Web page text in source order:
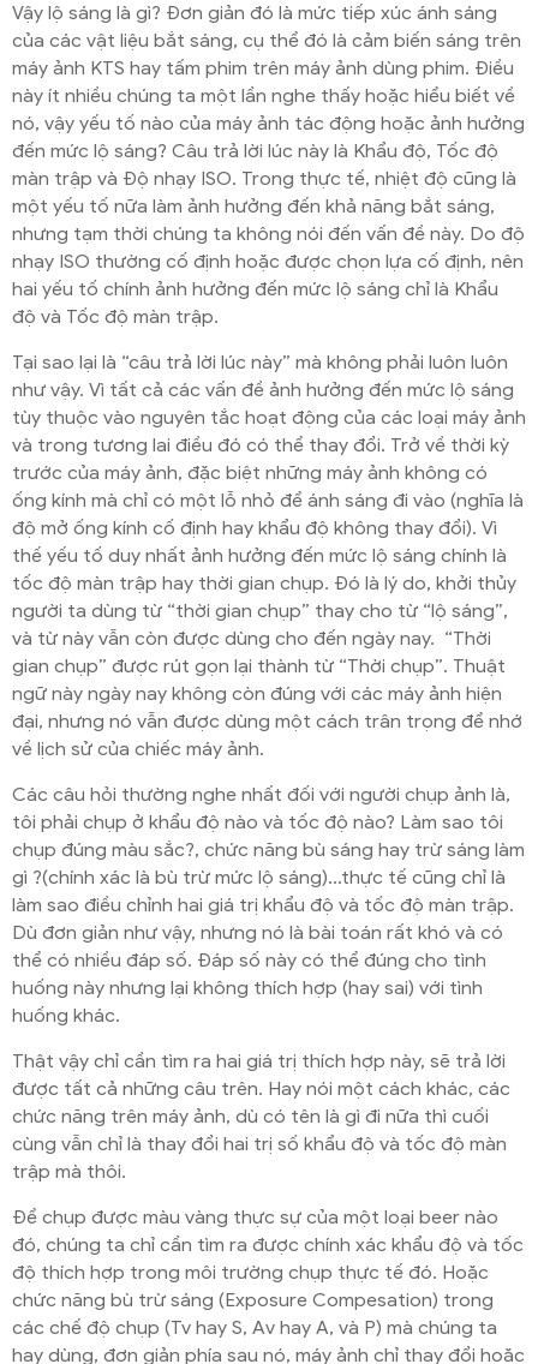
Vậy lộ sáng là gì? Đơn giản đó là mức tiếp xúc ánh sáng
của các vật liệu bắt sáng, cụ thể đó là cảm biến sáng trên
máy ảnh KTS hay tấm phim trên máy ảnh dùng phim. Điều
này ít nhiều chúng ta một lần nghe thấy hoặc hiểu biết về
nó, vậy yếu tố nào của máy ảnh tác động hoặc ảnh hưởng
đến mức lộ sáng? Câu trả lời lúc này là Khẩu độ, Tốc độ
màn trập và Độ nhạy ISO. Trong thực tế, nhiệt độ cũng là
một yếu tố nữa làm ảnh hưởng đến khả năng bắt sáng,
nhưng tạm thời chúng ta không nói đến vấn đề này. Do độ
nhạy ISO thường cố định hoặc được chọn lựa cố định, nên
hai yếu tố chính ảnh hưởng đến mức lộ sáng chỉ là Khẩu
độ và Tốc độ màn trập.
Tại sao lại là “câu trả lời lúc này” mà không phải luôn luôn
như vậy. Vì tất cả các vấn đề ảnh hưởng đến mức lộ sáng
tùy thuộc vào nguyên tắc hoạt động của các loại máy ảnh
và trong tương lai điều đó có thể thay đổi. Trở về thời kỳ
trước của máy ảnh, đặc biệt những máy ảnh không có
ống kính mà chỉ có một lỗ nhỏ để ánh sáng đi vào (nghĩa là
độ mở ống kính cố định hay khẩu độ không thay đổi). Vì
thế yếu tố duy nhất ảnh hưởng đến mức lộ sáng chính là
tốc độ màn trập hay thời gian chụp. Đó là lý do, khởi thủy
người ta dùng từ “thời gian chụp” thay cho từ “lộ sáng”,
và từ này vẫn còn được dùng cho đến ngày nay. “Thời
gian chụp” được rút gọn lại thành từ “Thời chụp”. Thuật
ngữ này ngày nay không còn đúng với các máy ảnh hiện
đại, nhưng nó vẫn được dùng một cách trân trọng để nhớ
về lịch sử của chiếc máy ảnh.
Các câu hỏi thường nghe nhất đối với người chụp ảnh là,
tôi phải chụp ở khẩu độ nào và tốc độ nào? Làm sao tôi
chụp đúng màu sắc?, chức năng bù sáng hay trừ sáng làm
gì ?(chính xác là bù trừ mức lộ sáng)…thực tế cũng chỉ là
làm sao điều chỉnh hai giá trị khẩu độ và tốc độ màn trập.
Dù đơn giản như vậy, nhưng nó là bài toán rất khó và có
thể có nhiều đáp số. Đáp số này có thể đúng cho tình
huống này nhưng lại không thích hợp (hay sai) với tình
huống khác.
Thật vậy chỉ cần tìm ra hai giá trị thích hợp này, sẽ trả lời
được tất cả những câu trên. Hay nói một cách khác, các
chức năng trên máy ảnh, dù có tên là gì đi nữa thì cuối
cùng vẫn chỉ là thay đổi hai trị số khẩu độ và tốc độ màn
trập mà thôi.
Để chụp được màu vàng thực sự của một loại beer nào
đó, chúng ta chỉ cần tìm ra được chính xác khẩu độ và tốc
độ thích hợp trong môi trường chụp thực tế đó. Hoặc
chức năng bù trừ sáng (Exposure Compesation) trong
các chế độ chụp (Tv hay S, Av hay A, và P) mà chúng ta
hay dùng, đơn giản phía sau nó, máy ảnh chỉ thay đổi hoặc